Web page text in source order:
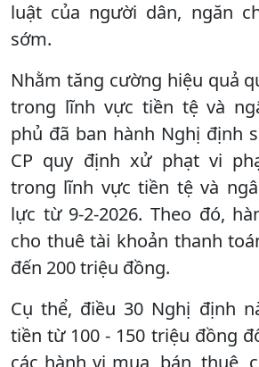
luật của người dân, ngăn
sớm.
Nhằm tăng cường hiệu quả
trong lĩnh vực tiền tệ và
phủ đã ban hành Nghị định
CP quy định xử phạt vi
trong lĩnh vực tiền tệ và
lực từ 9-2-2026. Theo đó,
cho thuê tài khoản thanh
đến 200 triệu đồng.
Cụ thể, điều 30 Nghị định
tiền từ 100 - 150 triệu đồng
các hành vi mua, bán, thuê,